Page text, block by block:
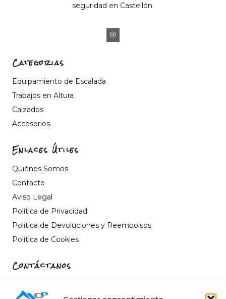
seguridad en Castellón.
Categorias
Equipamiento de Escalada
Trabajos en Altura
Calzados
Accesorios
Enlaces Útiles
Quiénes Somos
Contacto
Aviso Legal
Política de Privacidad
Política de Devoluciones y Reembolsos
Política de Cookies
Contáctanos
Castelló